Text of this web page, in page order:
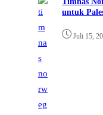
untuk
Juli 15,